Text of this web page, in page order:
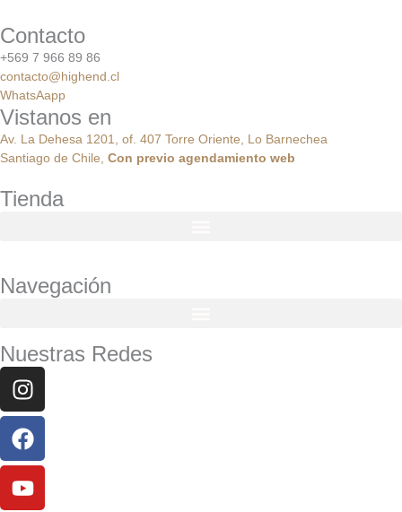
Contacto
+569 7 966 89 86
contacto@highend.cl
WhatsAapp
Vistanos en
Av. La Dehesa 1201, of. 407 Torre Oriente, Lo Barnechea
Santiago de Chile, Con previo agendamiento web
Tienda
Navegación
Nuestras Redes
Instagram
Facebook
Youtube